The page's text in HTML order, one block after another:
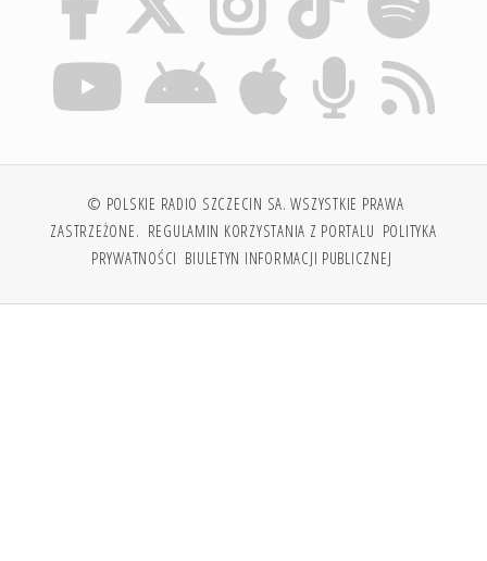
© POLSKIE RADIO SZCZECIN SA. WSZYSTKIE PRAWA
ZASTRZEŻONE. REGULAMIN KORZYSTANIA Z PORTALU POLITYKA
PRYWATNOŚCI BIULETYN INFORMACJI PUBLICZNEJ